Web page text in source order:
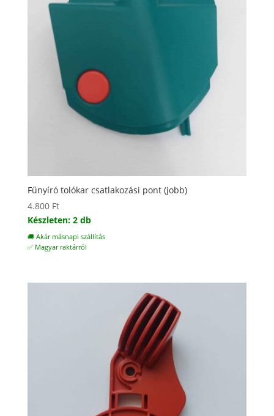
Fűnyíró tolókar csatlakozási pont (jobb)
4.800 Ft
Készleten: 2 db
🚚 Akár másnapi szállítás
✅ Magyar raktárról